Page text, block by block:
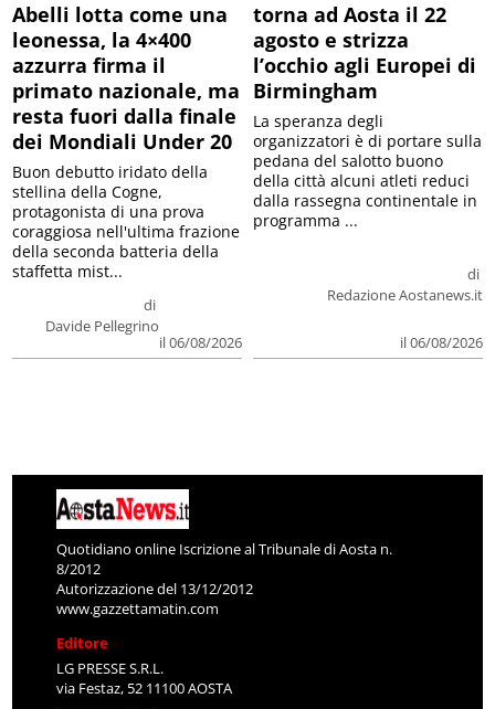
Abelli lotta come una
leonessa, la 4×400
azzurra firma il
primato nazionale, ma
resta fuori dalla finale
dei Mondiali Under 20
di
Davide Pellegrino
il 06/08/2026
Buon debutto iridato della
stellina della Cogne,
protagonista di una prova
coraggiosa nell'ultima frazione
della seconda batteria della
staffetta mist...
torna ad Aosta il 22
agosto e strizza
l’occhio agli Europei di
Birmingham
di
Redazione Aostanews.it
il 06/08/2026
La speranza degli
organizzatori è di portare sulla
pedana del salotto buono
della città alcuni atleti reduci
dalla rassegna continentale in
programma ...
Quotidiano online Iscrizione al Tribunale di Aosta n.
8/2012
Autorizzazione del 13/12/2012
www.gazzettamatin.com
Editore
LG PRESSE S.R.L.
via Festaz, 52 11100 AOSTA